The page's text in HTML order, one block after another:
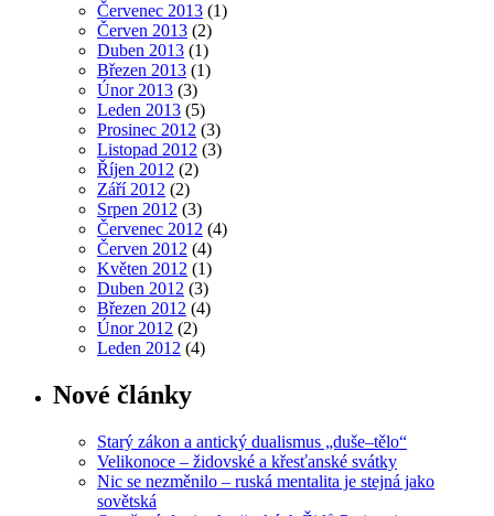
Červenec 2013 (1)
Červen 2013 (2)
Duben 2013 (1)
Březen 2013 (1)
Únor 2013 (3)
Leden 2013 (5)
Prosinec 2012 (3)
Listopad 2012 (3)
Říjen 2012 (2)
Září 2012 (2)
Srpen 2012 (3)
Červenec 2012 (4)
Červen 2012 (4)
Květen 2012 (1)
Duben 2012 (3)
Březen 2012 (4)
Únor 2012 (2)
Leden 2012 (4)
Nové články
Starý zákon a antický dualismus „duše–tělo“
Velikonoce – židovské a křesťanské svátky
Nic se nezměnilo – ruská mentalita je stejná jako
sovětská